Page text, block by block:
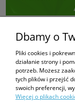
Dbamy o
Pliki cookies i
działanie strony i
potrzeb. Możesz
tych plików i przejść
swoich preferencji,
Więcej o plikach